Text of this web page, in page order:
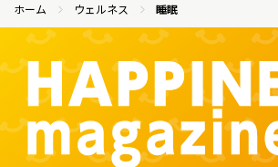
ホーム ウェルネス 睡眠